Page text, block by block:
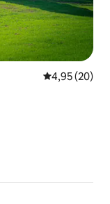
Průměrné
4,95 (20)